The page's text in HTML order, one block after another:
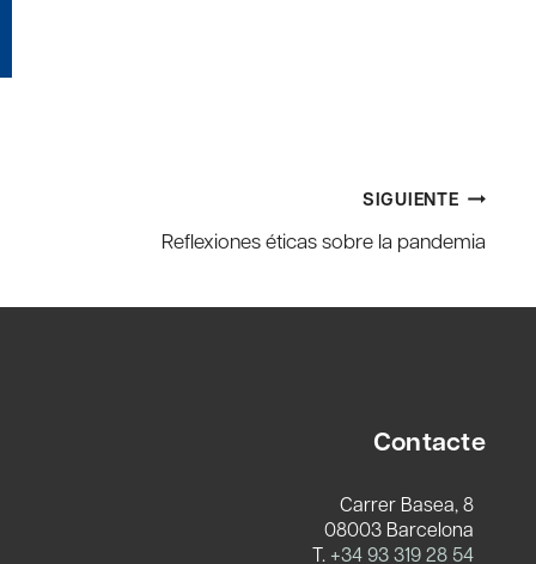
SIGUIENTE
Reflexiones éticas sobre la pandemia
Contacte
Carrer Basea, 8
08003 Barcelona
T. +34 93 319 28 54